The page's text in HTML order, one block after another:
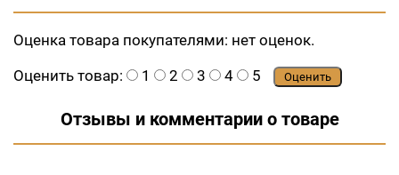
Оценка товара покупателями: нет оценок.
Оценить товар:
1 2 3 4 5 Оценить
Отзывы и комментарии о товаре